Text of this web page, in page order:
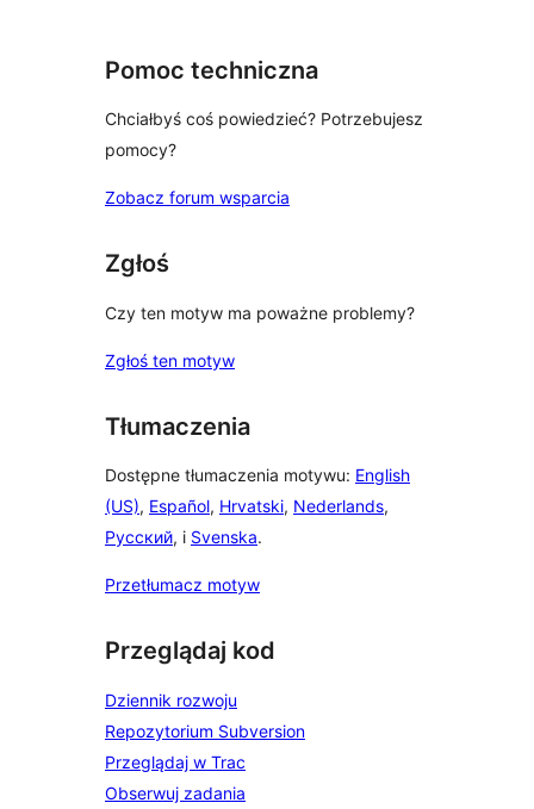
Pomoc techniczna
Chciałbyś coś powiedzieć? Potrzebujesz
pomocy?
Zobacz forum wsparcia
Zgłoś
Czy ten motyw ma poważne problemy?
Zgłoś ten motyw
Tłumaczenia
Dostępne tłumaczenia motywu: English
(US), Español, Hrvatski, Nederlands,
Русский, i Svenska.
Przetłumacz motyw
Przeglądaj kod
Dziennik rozwoju
Repozytorium Subversion
Przeglądaj w Trac
Obserwuj zadania